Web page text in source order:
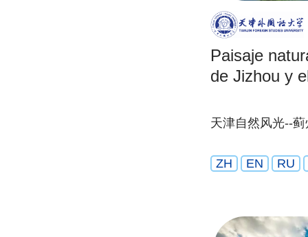
Paisaje
de Jizhou y
天津自然风光--
ZH EN RU